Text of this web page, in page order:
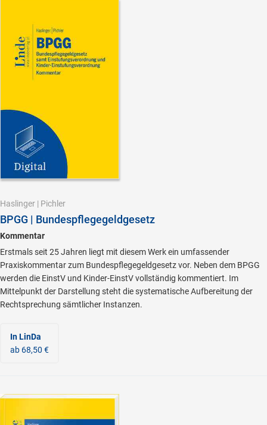
Haslinger | Pichler
BPGG | Bundespflegegeldgesetz
Kommentar
Erstmals seit 25 Jahren liegt mit diesem Werk ein umfassender
Praxiskommentar zum Bundespflegegeldgesetz vor. Neben dem BPGG
werden die EinstV und Kinder-EinstV vollständig kommentiert. Im
Mittelpunkt der Darstellung steht die systematische Aufbereitung der
Rechtsprechung sämtlicher Instanzen.
In LinDa
ab 68,50 €